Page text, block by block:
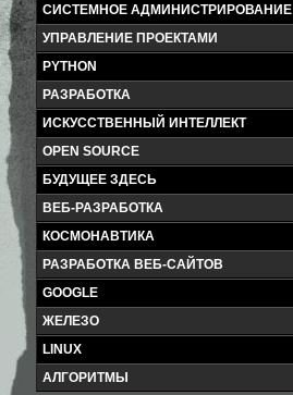
СИСТЕМНОЕ АДМИНИСТРИРОВАНИЕ
УПРАВЛЕНИЕ ПРОЕКТАМИ
PYTHON
РАЗРАБОТКА
ИСКУССТВЕННЫЙ ИНТЕЛЛЕКТ
OPEN SOURCE
БУДУЩЕЕ ЗДЕСЬ
ВЕБ-РАЗРАБОТКА
КОСМОНАВТИКА
РАЗРАБОТКА ВЕБ-САЙТОВ
GOOGLE
ЖЕЛЕЗО
LINUX
АЛГОРИТМЫ